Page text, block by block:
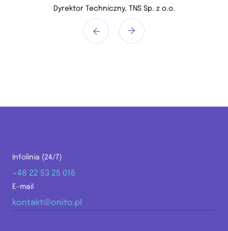
Dyrektor Techniczny, TNS Sp. z o.o.
Infolinia (24/7)
+48 22 53 25 016
E-mail
kontakt@onito.pl